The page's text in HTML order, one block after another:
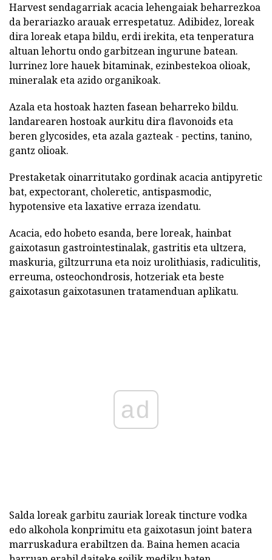
Harvest sendagarriak acacia lehengaiak beharrezkoa
da berariazko arauak errespetatuz. Adibidez, loreak
dira loreak etapa bildu, erdi irekita, eta tenperatura
altuan lehortu ondo garbitzean ingurune batean.
lurrinez lore hauek bitaminak, ezinbestekoa olioak,
mineralak eta azido organikoak.
Azala eta hostoak hazten fasean beharreko bildu.
landarearen hostoak aurkitu dira flavonoids eta
beren glycosides, eta azala gazteak - pectins, tanino,
gantz olioak.
Prestaketak oinarritutako gordinak acacia antipyretic
bat, expectorant, choleretic, antispasmodic,
hypotensive eta laxative erraza izendatu.
Acacia, edo hobeto esanda, bere loreak, hainbat
gaixotasun gastrointestinalak, gastritis eta ultzera,
maskuria, giltzurruna eta noiz urolithiasis, radiculitis,
erreuma, osteochondrosis, hotzeriak eta beste
gaixotasun gaixotasunen tratamenduan aplikatu.
ad
Salda loreak garbitu zauriak loreak tincture vodka
edo alkohola konprimitu eta gaixotasun joint batera
marruskadura erabiltzen da. Baina hemen acacia